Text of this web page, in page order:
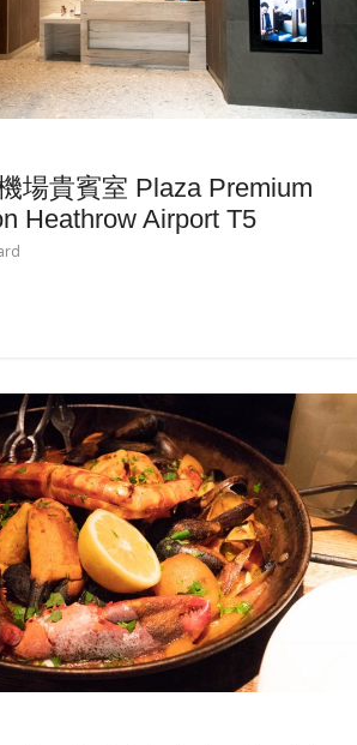
場貴賓室 Plaza Premium
Heathrow Airport T5